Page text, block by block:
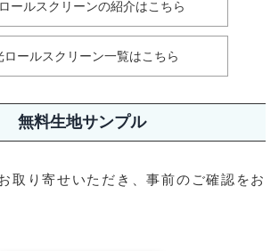
ールスクリーンの紹介はこちら
ロールスクリーン一覧はこちら
無料生地サンプル
取り寄せいただき、事前のご確認をお